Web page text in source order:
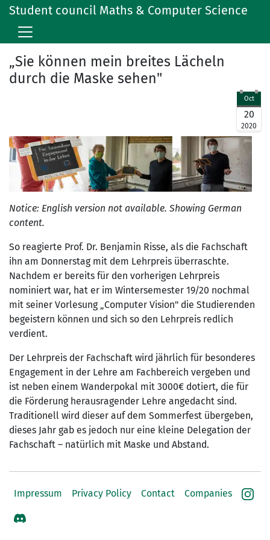
Student council Maths & Computer Science
„Sie können mein breites Lächeln
durch die Maske sehen"
Oct
20
2020
Notice: English version not available. Showing German
content.
So reagierte Prof. Dr. Benjamin Risse, als die Fachschaft
ihn am Donnerstag mit dem Lehrpreis überraschte.
Nachdem er bereits für den vorherigen Lehrpreis
nominiert war, hat er im Wintersemester 19/20 nochmal
mit seiner Vorlesung „Computer Vision" die Studierenden
begeistern können und sich so den Lehrpreis redlich
verdient.
Der Lehrpreis der Fachschaft wird jährlich für besonderes
Engagement in der Lehre am Fachbereich vergeben und
ist neben einem Wanderpokal mit 3000€ dotiert, die für
die Förderung herausragender Lehre angedacht sind.
Traditionell wird dieser auf dem Sommerfest übergeben,
dieses Jahr gab es jedoch nur eine kleine Delegation der
Fachschaft – natürlich mit Maske und Abstand.
Impressum Privacy Policy Contact Companies